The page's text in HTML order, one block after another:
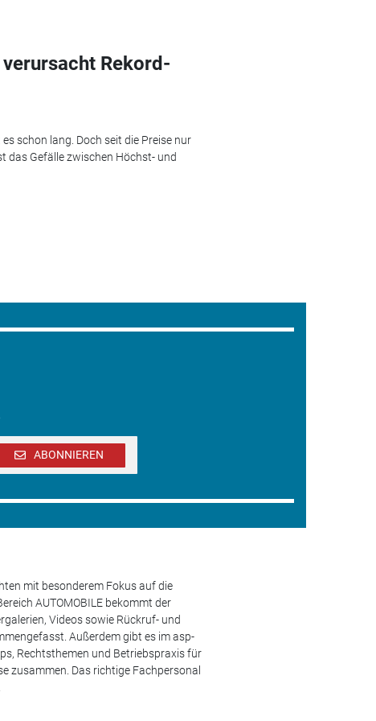
Rekord-
schon lang. Doch seit die Preise nur
das Gefälle zwischen Höchst- und
ABONNIEREN
mit besonderem Fokus auf die
AUTOMOBILE bekommt der
Videos sowie Rückruf- und
Außerdem gibt es im asp-
Rechtsthemen und Betriebspraxis für
zusammen. Das richtige Fachpersonal